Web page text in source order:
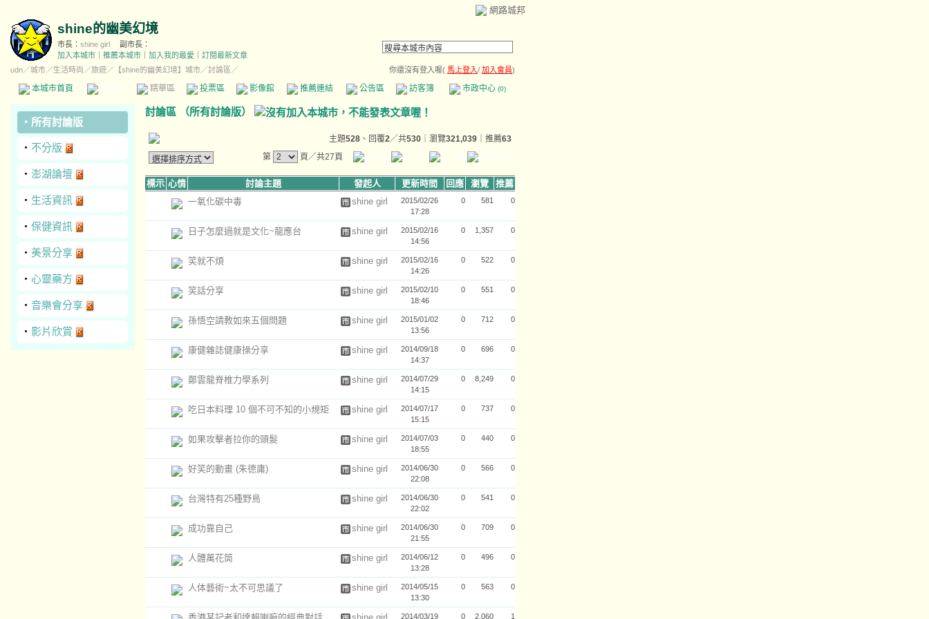
網路城邦
shine的幽美幻境
市長： shine girl
副市長：
加入本城市
推薦本城市 加入我的最愛
訂閱最新文章
udn／城市／生活時尚 ／旅遊／ 【shine的幽美幻境】城市／討論區／ 你還沒有登入喔( 馬上登入/ 加入會員)
本城市首頁 精華區 投票區 影像館 推薦連結 公告區 訪客簿 市政中心 (0)
‧ 所有討論版
‧ 不分版
‧ 澎湖論壇
‧ 生活資訊
‧ 保健資訊
‧ 美景分享
‧ 心靈藥方
‧ 音樂會分享
‧ 影片欣賞
討論區 （所有討論版）
主題528 、回覆2／共530 ｜瀏覽321,039 ｜推薦63
第
頁／共27頁
標示 心情 討論主題 發起人 更新時間 回應 瀏覽
推薦
一氧化碳中毒
shine girl
2015/02/26
17:28
0 581 0
日子怎麼過就是文化~龍應台 shine girl
2015/02/16
14:56
0 1,357 0
笑就不煩 shine girl
2015/02/16
14:26
0 522 0
笑話分享 shine girl
2015/02/10
18:46
0 551 0
孫悟空請教如來五個問題 shine girl
2015/01/02
13:56
0 712 0
康健雜誌健康操分享 shine girl
2014/09/18
14:37
0 696 0
鄭雲龍脊椎力學系列 shine girl
2014/07/29
14:15
0 8,249 0
吃日本料理 10 個不可不知的小規矩 shine girl
2014/07/17
15:15
0 737 0
如果攻擊者拉你的頭髮 shine girl
2014/07/03
18:55
0 440 0
好笑的動畫 (朱德庸) shine girl
2014/06/30
22:08
0 566 0
台灣特有25種野鳥 shine girl
2014/06/30
22:02
0 541 0
成功靠自己 shine girl
2014/06/30
21:55
0 709 0
人體萬花筒 shine girl
2014/06/12
13:28
0 496 0
人体藝術~太不可思議了 shine girl
2014/05/15
13:30
0 563 0
2014/03/19 0 2,060 1